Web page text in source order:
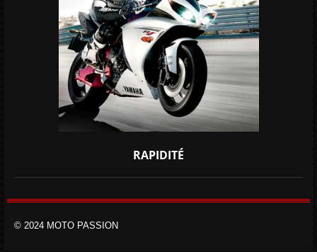
RAPIDITÉ
© 2024 MOTO PASSION